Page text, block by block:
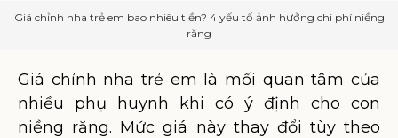
Giá chỉnh nha trẻ em bao nhiêu tiền? 4 yếu tố ảnh hưởng chi phí niềng
răng
Giá chỉnh nha trẻ em là mối quan tâm của
nhiều phụ huynh khi có ý định cho con
niềng răng. Mức giá này thay đổi tùy theo